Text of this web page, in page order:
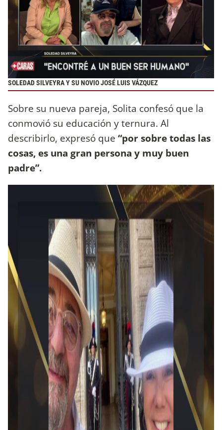
SOLEDAD SILVEYRA Y SU NOVIO JOSÉ LUIS VÁZQUEZ
Sobre su nueva pareja, Solita confesó que la
conmovió su educación y ternura. Al
describirlo, expresó que “por sobre todas las
cosas, es una gran persona y muy buen
padre”.